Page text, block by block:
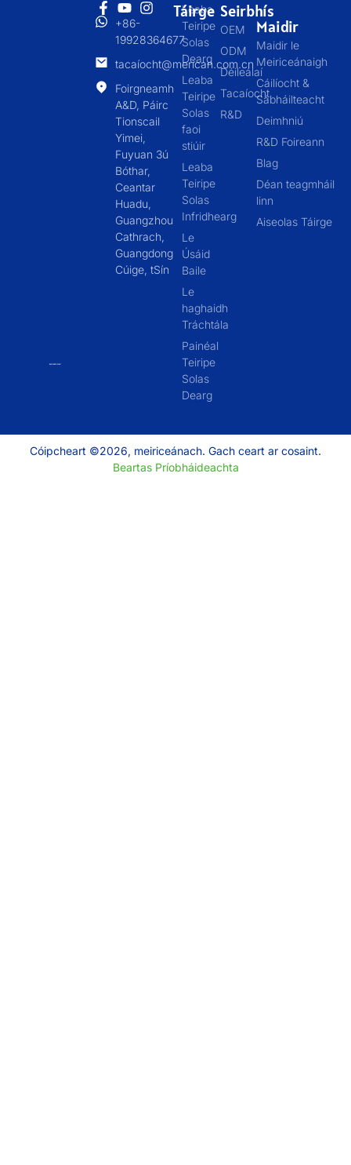
+86-
19928364677
tacaíocht@merican.com.cn
Foirgneamh
A&D, Páirc
Tionscail
Yimei,
Fuyuan 3ú
Bóthar,
Ceantar
Huadu,
Guangzhou
Cathrach,
Guangdong
Cúige, tSín
Táirge
Leaba
Teiripe
Solas
Dearg
Leaba
Teiripe
Solas
faoi
stiúir
Leaba
Teiripe
Solas
Infridhearg
Le
Úsáid
Baile
Le
haghaidh
Tráchtála
Painéal
Teiripe
Solas
Dearg
Seirbhís
OEM
ODM
Déileálaí
Tacaíocht
R&D
Maidir
Maidir le
Meiriceánaigh
Cáilíocht &
Sábháilteacht
Deimhniú
R&D Foireann
Blag
Déan teagmháil
linn
Aiseolas Táirge
Cóipcheart ©2026, meiriceánach. Gach ceart ar cosaint.
Beartas Príobháideachta